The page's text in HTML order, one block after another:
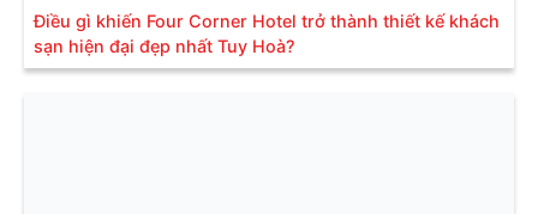
Điều gì khiến Four Corner Hotel trở thành thiết kế khách
sạn hiện đại đẹp nhất Tuy Hoà?